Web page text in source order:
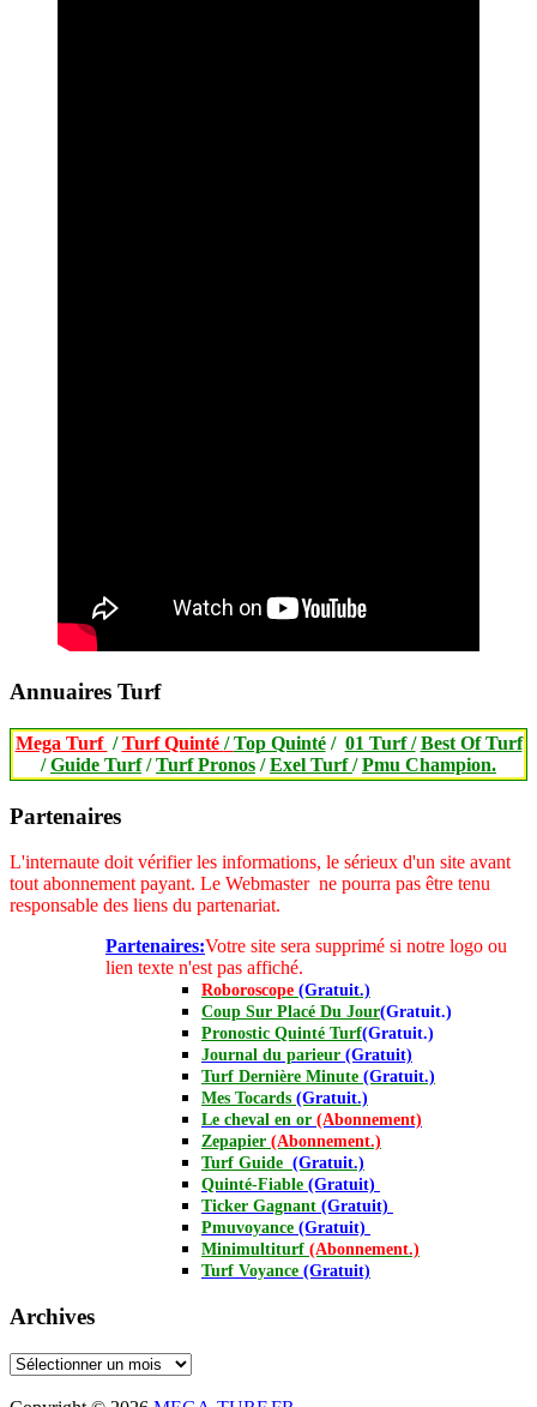
Annuaires Turf
Mega Turf /Turf Quinté /Top Quinté/ 01 Turf / Best Of Turf
/Guide Turf/Turf Pronos /Exel Turf/Pmu Champion.
Partenaires
L'internaute doit vérifier les informations, le sérieux d'un site avant
tout abonnement payant. Le Webmaster ne pourra pas être tenu
responsable des liens du partenariat.
Partenaires:Votre site sera supprimé si notre logo ou
lien texte n'est pas affiché.
Roboroscope (Gratuit.)
Coup Sur Placé Du Jour(Gratuit.)
Pronostic Quinté Turf(Gratuit.)
Journal du parieur (Gratuit)
Turf Dernière Minute (Gratuit.)
Mes Tocards (Gratuit.)
Le cheval en or (Abonnement)
Zepapier (Abonnement.)
Turf Guide (Gratuit.)
Quinté-Fiable (Gratuit)
Ticker Gagnant (Gratuit)
Pmuvoyance (Gratuit)
Minimultiturf (Abonnement.)
Turf Voyance (Gratuit)
Archives
Archives